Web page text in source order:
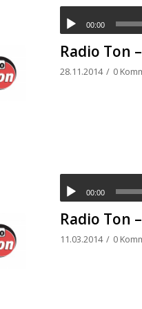
00:00
Radio Ton
28.11.2014 / 0
00:00
Radio Ton
11.03.2014 / 0